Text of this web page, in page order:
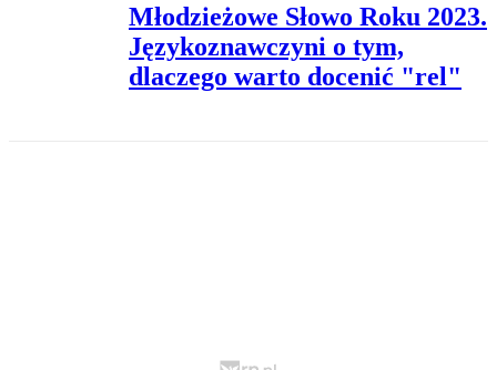
Młodzieżowe Słowo Roku 2023.
Językoznawczyni o tym,
dlaczego warto docenić "rel"